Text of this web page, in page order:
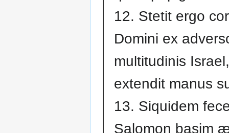
12. Stetit ergo
Domini ex
multitudinis
extendit manus
13. Siquidem
Salomon basim